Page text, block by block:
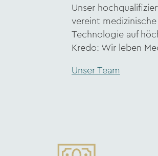
Unser
vereint
Technologie auf
Kredo: Wir leben
Unser Team